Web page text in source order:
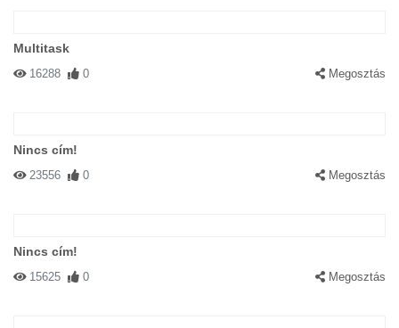
Multitask
16288 0 Megosztás
Nincs cím!
23556 0 Megosztás
Nincs cím!
15625 0 Megosztás